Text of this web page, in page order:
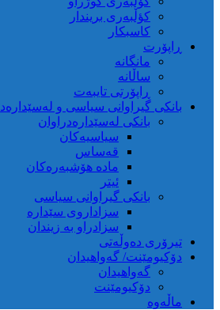
کؤڵبەری بریندار
کاسبکار
ڕاپۆرت
مانگانە
ساڵانە
ڕاپۆرتی تایبەت
بانکی گیراوانی سیاسی و
بانکی لەسێدارەدراوان
سیاسیەکان
قەساس
مادە هۆشبەرەکان
ئیتر
بانکی گیراوانی سیاسی
سزاداروی سێدارە
سزادراو بە زیندان
تیرۆری دەوڵەتی
دۆکیومێنت/ گەواهیدان
گەواهیدان
دۆکیومێنت
ماڵەوە